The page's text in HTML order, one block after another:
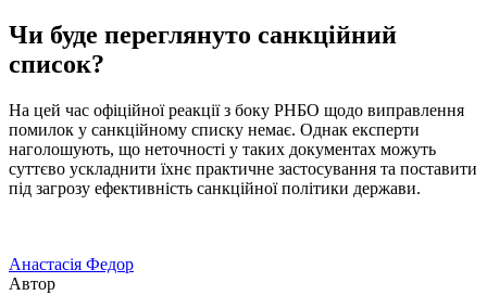
Чи буде переглянуто санкційний
список?
На цей час офіційної реакції з боку РНБО щодо виправлення
помилок у санкційному списку немає. Однак експерти
наголошують, що неточності у таких документах можуть
суттєво ускладнити їхнє практичне застосування та поставити
під загрозу ефективність санкційної політики держави.
Анастасія Федор
Автор